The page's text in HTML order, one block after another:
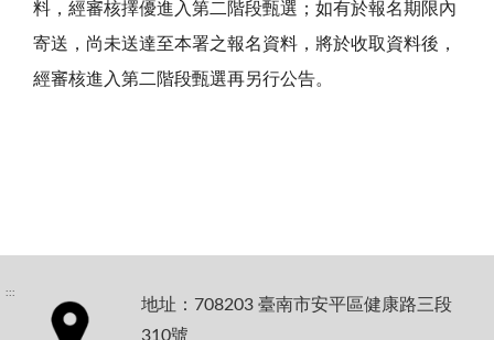
料，經審核擇優進入第二階段甄選；如有於報名期限內
寄送，尚未送達至本署之報名資料，將於收取資料後，
經審核進入第二階段甄選再另行公告。
:::
地址：708203 臺南市安平區健康路三段
310號